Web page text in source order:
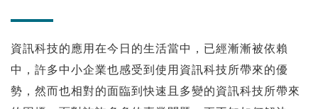
資訊科技的應用在今日的生活當中，已經漸漸被依賴
中，許多中小企業也感受到使用資訊科技所帶來的優
勢，然而也相對的面臨到快速且多變的資訊科技所帶來